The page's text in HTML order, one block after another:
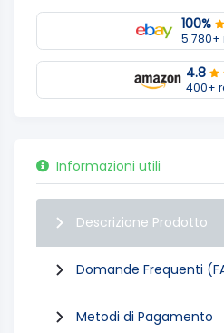
100%
5.780+
4.8
400+
Informazioni utili
Descrizione Prodotto
Domande Frequenti
Metodi di Pagamento